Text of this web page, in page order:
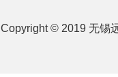
Copyright © 2019 无锡